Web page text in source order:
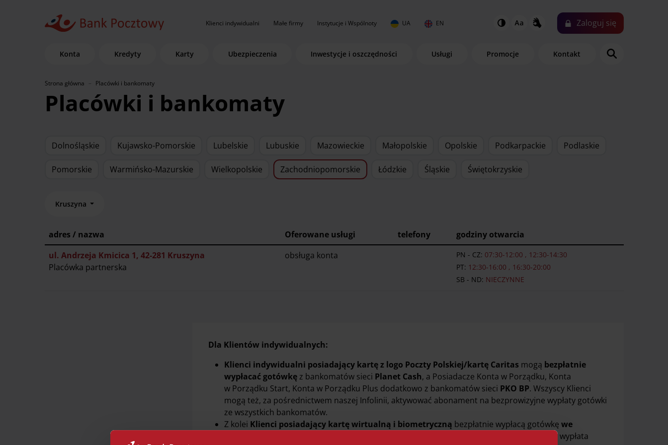
Klienci indywidualni Małe firmy Instytucje i Wspólnoty UA EN Zaloguj się
Konta Kredyty Karty Ubezpieczenia Inwestycje i oszczędności Usługi Promocje Kontakt
Strona główna Placówki i bankomaty
Placówki i bankomaty
Dolnośląskie Kujawsko-Pomorskie Lubelskie Lubuskie Mazowieckie Małopolskie Opolskie Podkarpackie Podlaskie
Pomorskie Warmińsko-Mazurskie Wielkopolskie Zachodniopomorskie Łódzkie Śląskie Świętokrzyskie
Kruszyna
adres / nazwa Oferowane usługi telefony
godziny otwarcia
ul. Andrzeja Kmicica 1, 42-281 Kruszyna
Placówka partnerska
obsługa konta PN - CZ: 07:30-12:00 , 12:30-14:30
PT: 12:30-16:00 , 16:30-20:00
SB - ND: NIECZYNNE
Dla Klientów indywidualnych:
Klienci indywidualni posiadający kartę z logo Poczty Polskiej/kartę Caritas mogą bezpłatnie
wypłacać gotówkęz bankomatów sieci Planet Cash, a Posiadacze Konta w Porządku, Konta
w Porządku Start, Konta w Porządku Plus dodatkowo z bankomatów sieci PKO BP. Wszyscy Klienci
mogą też, za pośrednictwem naszej Infolinii, aktywować abonament na bezprowizyjne wypłaty gotówki
ze wszystkich bankomatów.
Z kolei Klienci posiadający kartę wirtualną i biometryczną bezpłatnie wypłacą gotówkę we
, przy czym w przypadku karty wirtualnej wypłata